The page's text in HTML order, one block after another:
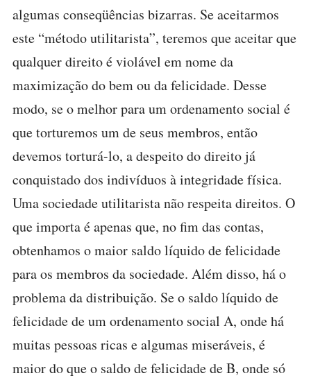
algumas conseqüências bizarras. Se aceitarmos
este “método utilitarista”, teremos que aceitar que
qualquer direito é violável em nome da
maximização do bem ou da felicidade. Desse
modo, se o melhor para um ordenamento social é
que torturemos um de seus membros, então
devemos torturá-lo, a despeito do direito já
conquistado dos indivíduos à integridade física.
Uma sociedade utilitarista não respeita direitos. O
que importa é apenas que, no fim das contas,
obtenhamos o maior saldo líquido de felicidade
para os membros da sociedade. Além disso, há o
problema da distribuição. Se o saldo líquido de
felicidade de um ordenamento social A, onde há
muitas pessoas ricas e algumas miseráveis, é
maior do que o saldo de felicidade de B, onde só